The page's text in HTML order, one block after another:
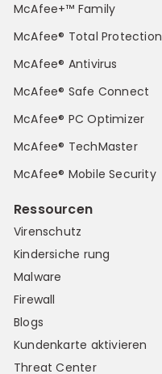
McAfee+™ Family
McAfee® Total Protection
McAfee® Antivirus
McAfee® Safe Connect
McAfee® PC Optimizer
McAfee® TechMaster
McAfee® Mobile Security
Ressourcen
Virenschutz
Kindersiche rung
Malware
Firewall
Blogs
Kundenkarte aktivieren
Threat Center